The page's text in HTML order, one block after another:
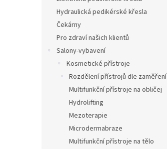
Hydraulická pedikérské křesla
Čekárny
Pro zdraví našich klientů
Salony-vybavení
Kosmetické přístroje
Rozdělení přístrojů dle zaměření
Multifunkční přístroje na obličej
Hydrolifting
Mezoterapie
Microdermabraze
Multifunkční přístroje na tělo